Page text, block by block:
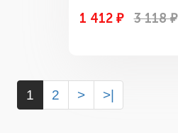
1 412 ₽
3 118 ₽
1 2 > >|